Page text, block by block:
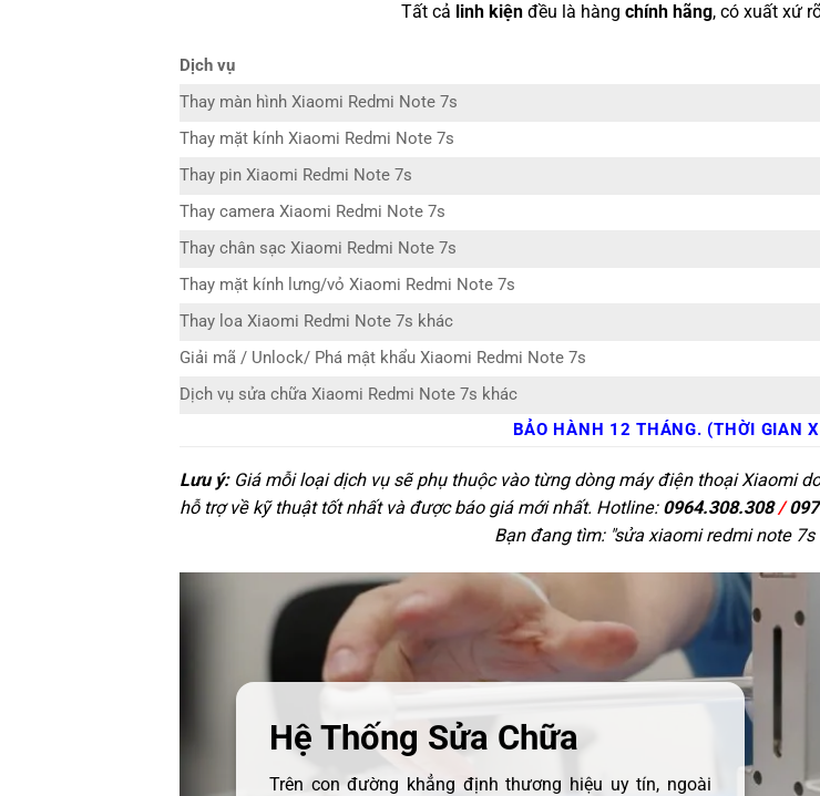
Tất cả linh kiệnđều là hàng chính hãng, có xuất xứ
Dịch vụ
Thay màn hình Xiaomi Redmi Note 7s
Thay mặt kính Xiaomi Redmi Note 7s
Thay pin Xiaomi Redmi Note 7s
Thay camera Xiaomi Redmi Note 7s
Thay chân sạc Xiaomi Redmi Note 7s
Thay mặt kính lưng/vỏ Xiaomi Redmi Note 7s
Thay loa Xiaomi Redmi Note 7s khác
Giải mã / Unlock/ Phá mật khẩu Xiaomi Redmi Note 7s
Dịch vụ sửa chữa Xiaomi Redmi Note 7s khác
BẢO HÀNH 12 THÁNG. (THỜI GIAN
Lưu ý:Giá mỗi loại dịch vụ sẽ phụ thuộc vào từng dòng máy điện thoại Xiaomi
hỗ trợ về kỹ thuật tốt nhất và được báo giá mới nhất. Hotline: 0964.308.308/
Bạn đang tìm: "sửa xiaomi redmi note 7s
Hệ Thống Sửa Chữa
Trên con đường khẳng định thương hiệu uy tín, ngoài